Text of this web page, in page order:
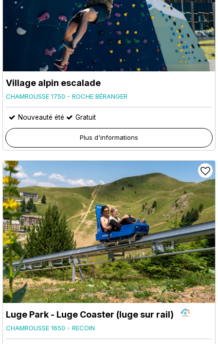
Village alpin escalade
CHAMROUSSE 1750 - ROCHE BÉRANGER
Nouveauté été Gratuit
Plus d'informations
Luge Park - Luge Coaster (luge sur rail)
CHAMROUSSE 1650 - RECOIN